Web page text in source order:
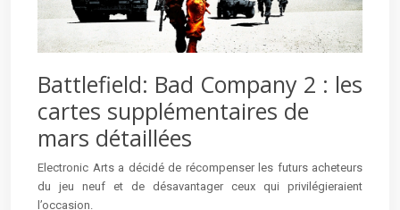
Battlefield: Bad Company 2 : les
cartes supplémentaires de
mars détaillées
Electronic Arts a décidé de récompenser les futurs acheteurs
du jeu neuf et de désavantager ceux qui privilégieraient
l’occasion.